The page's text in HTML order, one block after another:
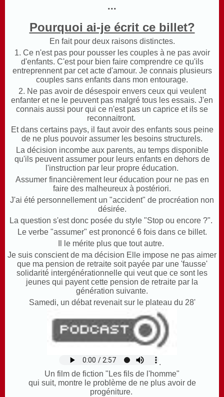
...
Pourquoi ai-je écrit ce billet?
En fait pour deux raisons distinctes.
1. Ce n'est pas pour pousser les couples à ne pas avoir
d'enfants. C'est pour bien faire comprendre ce qu'ils
entreprennent par cet acte d'amour. Je connais plusieurs
couples sans enfants dans mon entourage.
2. Ne pas avoir de désespoir envers ceux qui veulent
enfanter et ne le peuvent pas malgré tous les essais. J'en
connais aussi pour qui ce n'est pas un caprice et ils se
reconnaitront.
Et dans certains pays, il faut avoir des enfants sous peine
de ne plus pouvoir assumer les besoins structurels.
La décision incombe aux parents, au temps disponible
qu'ils peuvent assumer pour leurs enfants en dehors de
l'instruction par leur propre éducation.
Assumer financièrement leur éducation pour ne pas en
faire des malheureux à postériori.
J'ai été personnellement un "accident" de procréation non
désirée.
La question s'est donc posée du style "Stop ou encore ?".
Le verbe "assumer" est prononcé 6 fois dans ce billet.
Il le mérite plus que tout autre.
Je suis conscient de ma décision Elle impose ne pas aimer
que ma pension de retraite soit payée par une 'fausse'
solidarité intergénérationnelle qui veut que ce sont les
jeunes qui payent cette pension de retraite par la
génération suivante.
Samedi, un débat revenait sur le plateau du 28'
.
Un film de fiction "Les fils de l'homme"
qui suit, montre le problème de ne plus avoir de
progéniture.